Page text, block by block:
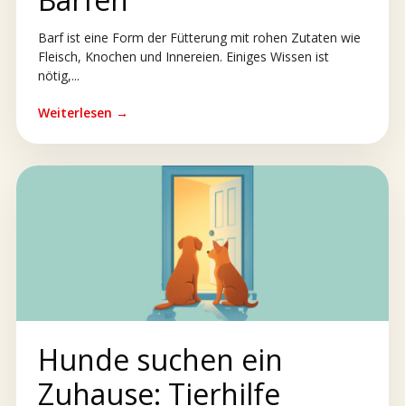
Barf ist eine Form der Fütterung mit rohen Zutaten wie
Fleisch, Knochen und Innereien. Einiges Wissen ist
nötig,...
Weiterlesen →
Hunde suchen ein
Zuhause: Tierhilfe